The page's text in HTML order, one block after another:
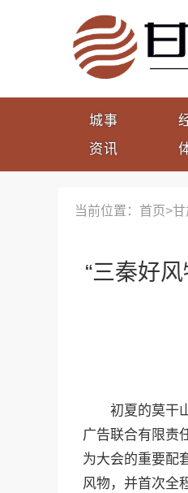
城事
资讯
当前位置：首页>甘
“三秦好
初夏的莫干
广告联合有限责
为大会的重要配
风物，并首次全